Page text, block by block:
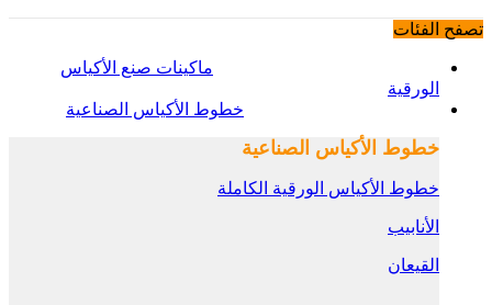
تصفح الفئات
ماكينات صنع الأكياس
الورقية
خطوط الأكياس الصناعية
خطوط الأكياس الصناعية
خطوط الأكياس الورقية الكاملة
الأنابيب
القيعان